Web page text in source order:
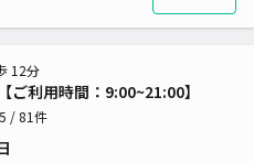
ご利用時間：9:00~21:00】
12分
/ 81件